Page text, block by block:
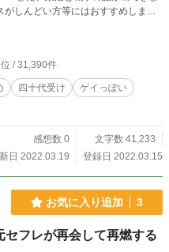
がしんどい方等にはおすすめしませ
説はムーンライト
位 / 31,390件
四十代受け
ゲイっぽい
感想数 0
文字数 41,233
日 2022.03.19
登録日 2022.03.15
お気に入り追加 3
フレが再会して再燃する